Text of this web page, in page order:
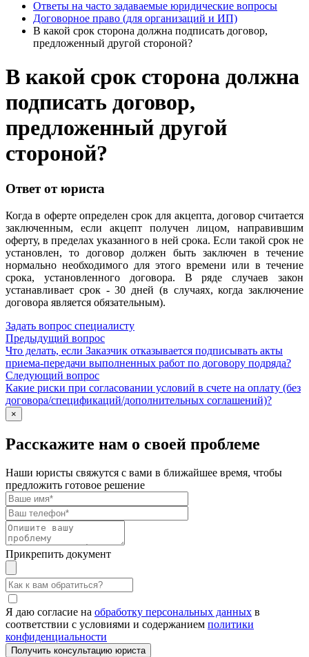
Ответы на часто задаваемые юридические вопросы
Договорное право (для организаций и ИП)
В какой срок сторона должна подписать договор,
предложенный другой стороной?
В какой срок сторона должна
подписать договор,
предложенный другой
стороной?
Ответ от юриста
Когда в оферте определен срок для акцепта, договор считается
заключенным, если акцепт получен лицом, направившим
оферту, в пределах указанного в ней срока. Если такой срок не
установлен, то договор должен быть заключен в течение
нормально необходимого для этого времени или в течение
срока, установленного договора. В ряде случаев закон
устанавливает срок - 30 дней (в случаях, когда заключение
договора является обязательным).
Задать вопрос специалисту
Предыдущий вопрос
Что делать, если Заказчик отказывается подписывать акты
приема-передачи выполненных работ по договору подряда?
Следующий вопрос
Какие риски при согласовании условий в счете на оплату (без
договора/спецификаций/дополнительных соглашений)?
×
Расскажите нам о своей проблеме
Наши юристы свяжутся с вами в ближайшее время, чтобы
предложить готовое решение
Прикрепить документ
Я даю согласие на обработку персональных данных в
соответствии с условиями и содержанием политики
конфиденциальности